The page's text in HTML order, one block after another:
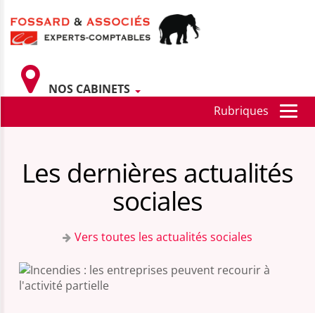
NOS CABINETS
Les dernières actualités
sociales
Vers toutes les actualités sociales